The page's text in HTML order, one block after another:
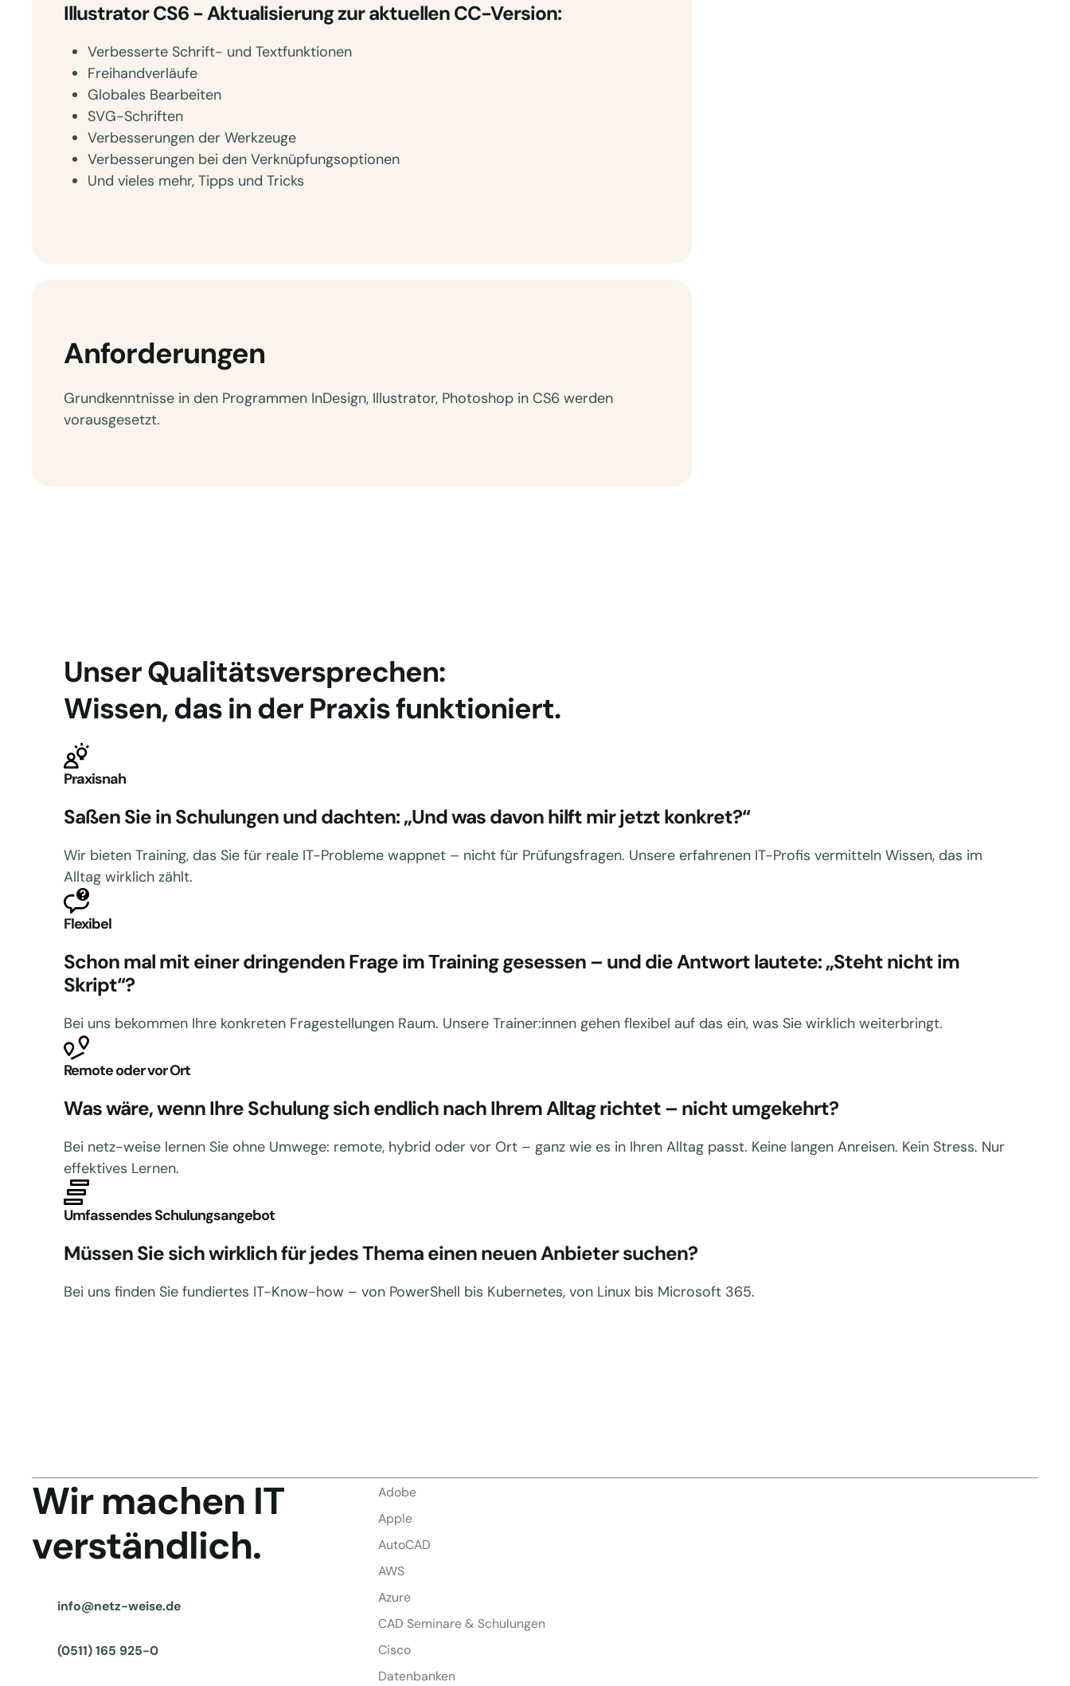
Illustrator CS6 - Aktualisierung zur aktuellen CC-Version:
Verbesserte Schrift- und Textfunktionen
Freihandverläufe
Globales Bearbeiten
SVG-Schriften
Verbesserungen der Werkzeuge
Verbesserungen bei den Verknüpfungsoptionen
Und vieles mehr, Tipps und Tricks
Anforderungen
Grundkenntnisse in den Programmen InDesign, Illustrator, Photoshop in CS6 werden
vorausgesetzt.
Unser Qualitätsversprechen:
Wissen, das in der Praxis funktioniert.
Praxisnah
Saßen Sie in Schulungen und dachten: „Und was davon hilft mir jetzt konkret?“
Wir bieten Training, das Sie für reale IT-Probleme wappnet – nicht für Prüfungsfragen. Unsere erfahrenen IT-Profis vermitteln Wissen, das im
Alltag wirklich zählt.
Flexibel
Schon mal mit einer dringenden Frage im Training gesessen – und die Antwort lautete: „Steht nicht im
Skript“?
Bei uns bekommen Ihre konkreten Fragestellungen Raum. Unsere Trainer:innen gehen flexibel auf das ein, was Sie wirklich weiterbringt.
Remote oder vor Ort
Was wäre, wenn Ihre Schulung sich endlich nach Ihrem Alltag richtet – nicht umgekehrt?
Bei netz-weise lernen Sie ohne Umwege: remote, hybrid oder vor Ort – ganz wie es in Ihren Alltag passt. Keine langen Anreisen. Kein Stress. Nur
effektives Lernen.
Umfassendes Schulungsangebot
Müssen Sie sich wirklich für jedes Thema einen neuen Anbieter suchen?
Bei uns finden Sie fundiertes IT-Know-how – von PowerShell bis Kubernetes, von Linux bis Microsoft 365.
Wir machen IT
verständlich.
info@netz-weise.de
(0511) 165 925-0
Adobe
Apple
AutoCAD
AWS
Azure
CAD Seminare & Schulungen
Cisco
Datenbanken